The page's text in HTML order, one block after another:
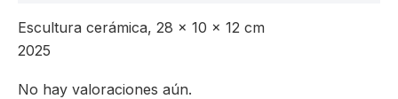
Escultura cerámica, 28 x 10 x 12 cm
2025
No hay valoraciones aún.